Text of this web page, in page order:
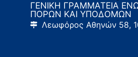
ΓΕΝΙΚΗ ΓΡΑΜΜΑΤΕΙΑ
ΠΟΡΩΝ ΚΑΙ ΥΠΟΔΟΜΩΝ
Λεωφόρος Αθηνών 58,